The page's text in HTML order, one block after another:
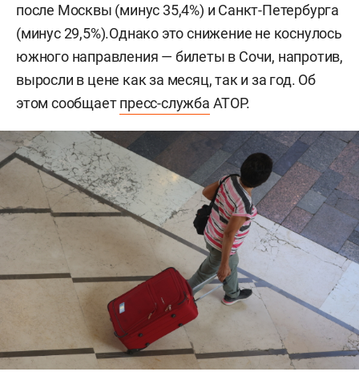
после Москвы (минус 35,4%) и Санкт-Петербурга
(минус 29,5%).Однако это снижение не коснулось
южного направления — билеты в Сочи, напротив,
выросли в цене как за месяц, так и за год. Об
этом сообщаетпресс-служба АТОР.